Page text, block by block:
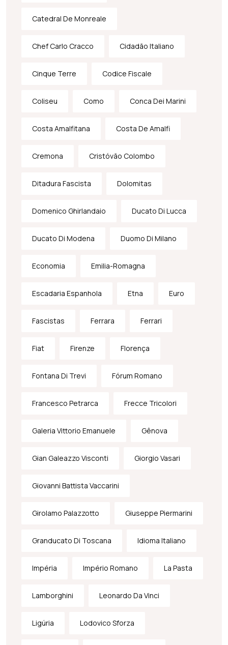
Catedral De Monreale
Chef Carlo Cracco Cidadão Italiano
Cinque Terre Codice Fiscale
Coliseu Como Conca Dei Marini
Costa Amalfitana Costa De Amalfi
Cremona Cristóvão Colombo
Ditadura Fascista Dolomitas
Domenico Ghirlandaio Ducato Di Lucca
Ducato Di Modena Duomo Di Milano
Economia Emilia-Romagna
Escadaria Espanhola Etna Euro
Fascistas Ferrara Ferrari
Fiat Firenze Florença
Fontana Di Trevi Fórum Romano
Francesco Petrarca Frecce Tricolori
Galeria Vittorio Emanuele Gênova
Gian Galeazzo Visconti Giorgio Vasari
Giovanni Battista Vaccarini
Girolamo Palazzotto Giuseppe Piermarini
Granducato Di Toscana Idioma Italiano
Impéria Império Romano La Pasta
Lamborghini Leonardo Da Vinci
Ligúria Lodovico Sforza